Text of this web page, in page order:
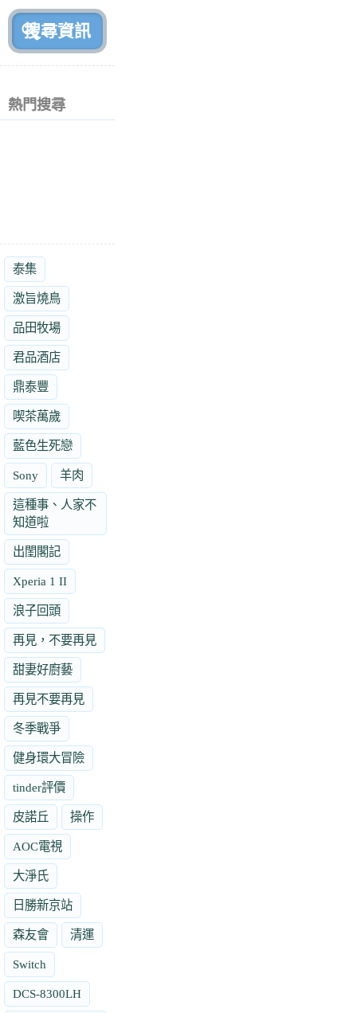
熱門搜尋
泰集
激旨燒鳥
品田牧場
君品酒店
鼎泰豐
喫茶萬歲
藍色生死戀
Sony 羊肉
這種事、人家不
知道啦
出閨閣記
Xperia 1 II
浪子回頭
再見，不要再見
甜妻好廚藝
再見不要再見
冬季戰爭
健身環大冒險
tinder評價
皮諾丘 操作
AOC電視
大淨氏
日勝新京站
森友會 清運
Switch
DCS-8300LH